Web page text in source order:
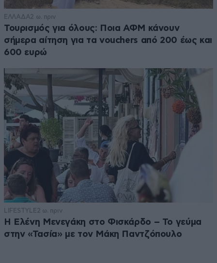
ΕΛΛΑΔΑ2 ω. πριν
Τουρισμός για όλους: Ποια ΑΦΜ κάνουν
σήμερα αίτηση για τα vouchers από 200 έως και
600 ευρώ
LIFESTYLE2 ω. πριν
Η Ελένη Μενεγάκη στο Φισκάρδο – Το γεύμα
στην «Τασία» με τον Μάκη Παντζόπουλο